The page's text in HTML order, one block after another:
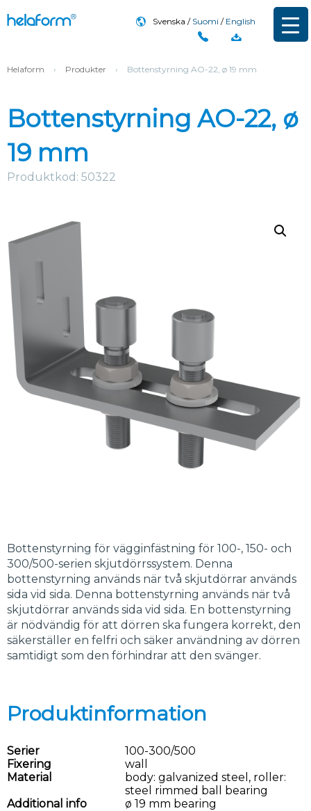
Svenska Suomi English
Helaform › Produkter › Bottenstyrning AO-22, ø 19 mm
Bottenstyrning AO-22, ø
19 mm
Produktkod: 50322
Bottenstyrning för vägginfästning för 100-, 150- och
300/500-serien skjutdörrssystem. Denna
bottenstyrning används när två skjutdörrar används
sida vid sida. Denna bottenstyrning används när två
skjutdörrar används sida vid sida. En bottenstyrning
är nödvändig för att dörren ska fungera korrekt, den
säkerställer en felfri och säker användning av dörren
samtidigt som den förhindrar att den svänger.
Produktinformation
Serier
100-300/500
Fixering
wall
Material
body: galvanized steel, roller:
steel rimmed ball bearing
Additional info
ø 19 mm bearing